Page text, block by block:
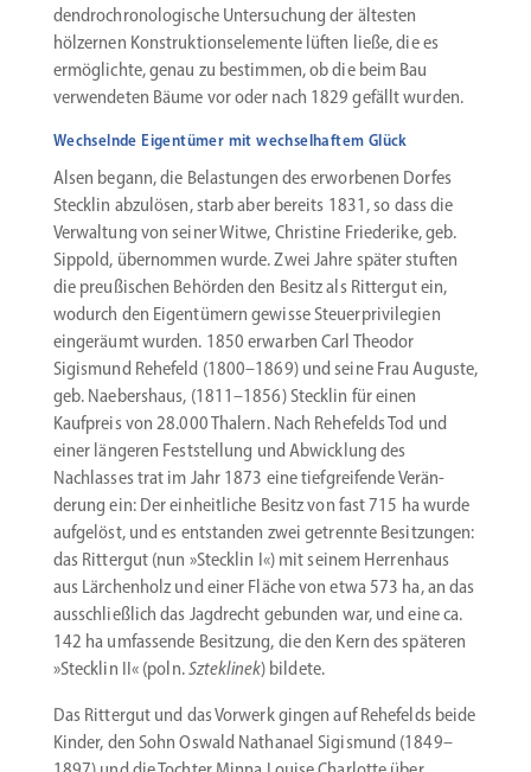
dendro­chro­no­lo­gische Unter­su­chung der ältesten
hölzernen Konstruk­ti­ons­ele­mente lüften ließe, die es
ermög­lichte, genau zu bestimmen, ob die beim Bau
verwen­deten Bäume vor oder nach 1829 gefällt wurden.
Wechselnde Eigentümer mit wechselhaftem Glück
Alsen begann, die Belas­tungen des erwor­benen Dorfes
Stecklin abzulösen, starb aber bereits 1831, so dass die
Verwaltung von seiner Witwe, Christine Friederike, geb.
Sippold, übernommen wurde. Zwei Jahre später stuften
die preußi­schen Behörden den Besitz als Rittergut ein,
wodurch den Eigen­tümern gewisse Steuer­pri­vi­legien
einge­räumt wurden. 1850 erwarben Carl Theodor
Sigismund Rehefeld (1800–1869) und seine Frau Auguste,
geb. Naebershaus, (1811–1856) Stecklin für einen
Kaufpreis von 28.000 Thalern. Nach Rehefelds Tod und
einer längeren Feststellung und Abwicklung des
Nachlasses trat im Jahr 1873 eine tiefgrei­fende Verän­
derung ein: Der einheit­liche Besitz von fast 715 ha wurde
aufgelöst, und es entstanden zwei getrennte Besit­zungen:
das Rittergut (nun »Stecklin I«) mit seinem Herrenhaus
aus Lärchenholz und einer Fläche von etwa 573 ha, an das
ausschließlich das Jagdrecht gebunden war, und eine ca.
142 ha umfas­sende Besitzung, die den Kern des späteren
»Stecklin II« (poln.Szteklinek) bildete.
Das Rittergut und das Vorwerk gingen auf Rehefelds beide
Kinder, den Sohn Oswald Nathanael Sigismund (1849–